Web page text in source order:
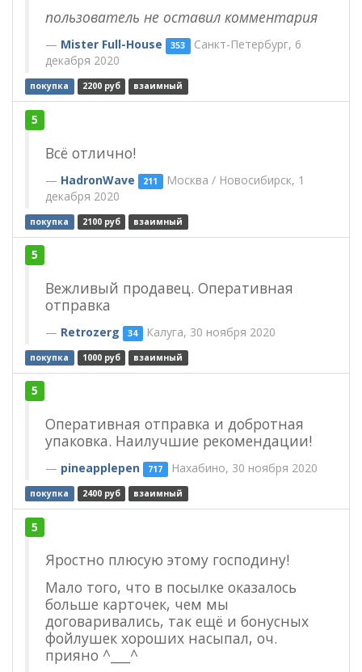
пользователь не оставил комментария
Mister Full-House 353 Санкт-Петербург, 6
декабря 2020
покупка 2200 руб взаимный
5
Всё отлично!
HadronWave 211 Москва / Новосибирск, 1
декабря 2020
покупка 2100 руб взаимный
5
Вежливый продавец. Оперативная
отправка
Retrozerg 34 Калуга, 30 ноября 2020
покупка 1000 руб взаимный
5
Оперативная отправка и добротная
упаковка. Наилучшие рекомендации!
pineapplepen 717 Нахабино, 30 ноября 2020
покупка 2400 руб взаимный
5
Яростно плюсую этому господину!
Мало того, что в посылке оказалось
больше карточек, чем мы
договаривались, так ещё и бонусных
фойлушек хороших насыпал, оч.
прияно ^___^